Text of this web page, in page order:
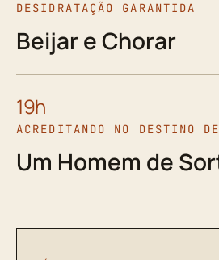
DESIDRATAÇÃO GARANTIDA
Beijar e Chorar
19h
ACREDITANDO NO DESTINO
Um Homem de